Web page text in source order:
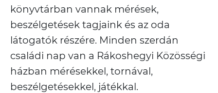
könyvtárban vannak mérések,
beszélgetések tagjaink és az oda
látogatók részére. Minden szerdán
családi nap van a Rákoshegyi Közösségi
házban mérésekkel, tornával,
beszélgetésekkel, játékkal.